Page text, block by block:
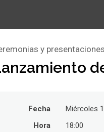
y presentaciones
Fecha
Miércoles
Hora
18:00